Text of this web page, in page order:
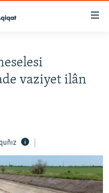
vaziyet ilân